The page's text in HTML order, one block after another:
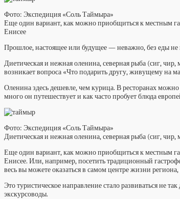
Фото: Экспедиция «Соль Таймыра»
Еще один вариант, как можно приобщиться к местным
Енисее
Прошлое, настоящее или будущее — неважно, без еды не
Диетическая и нежная оленина, северная рыба (сиг,
возникает вопроса «Что подарить другу, живущему на
Оленина здесь дешевле, чем курица. В ресторанах можно
много он путешествует и как часто пробует блюда
Фото: Экспедиция «Соль Таймыра»
Диетическая и нежная оленина, северная рыба (сиг,
Еще один вариант, как можно приобщиться к местным
Енисее. Или, например, посетить традиционный
весь вы можете оказаться в самом центре жизни
Это туристическое направление стало развиваться не
экскурсоводы.